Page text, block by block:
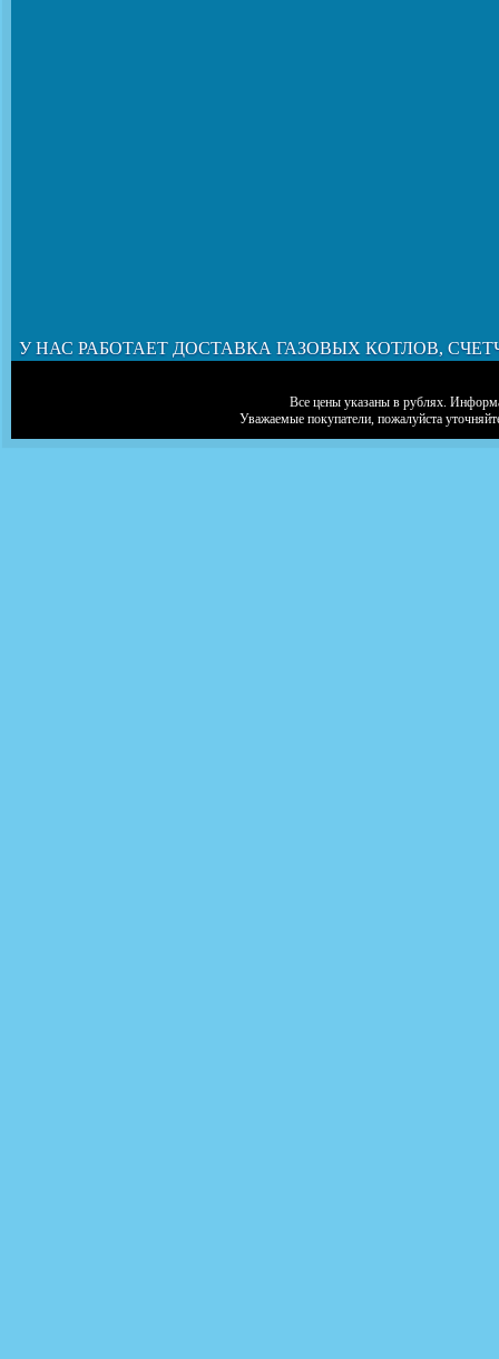
У НАС РАБОТАЕТ ДОСТАВКА ГАЗОВЫХ КОТЛОВ,
Все цены указаны в рублях.
Уважаемые покупатели, пожалуйста